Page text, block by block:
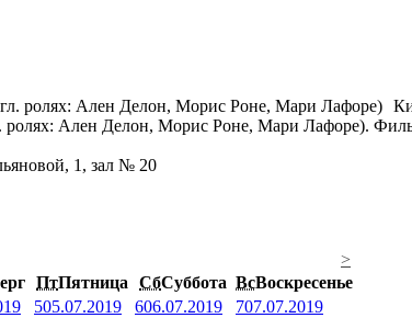
ролях: Ален Делон, Морис Роне, Мари Лафоре).
1, зал № 20
>
ПтПятница СбСуббота ВсВоскресенье
505.07.2019 606.07.2019 707.07.2019